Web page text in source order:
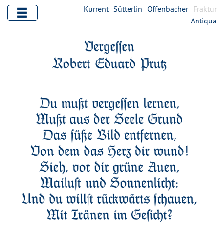
Kurrent Sütterlin Offenbacher Fraktur
Antiqua